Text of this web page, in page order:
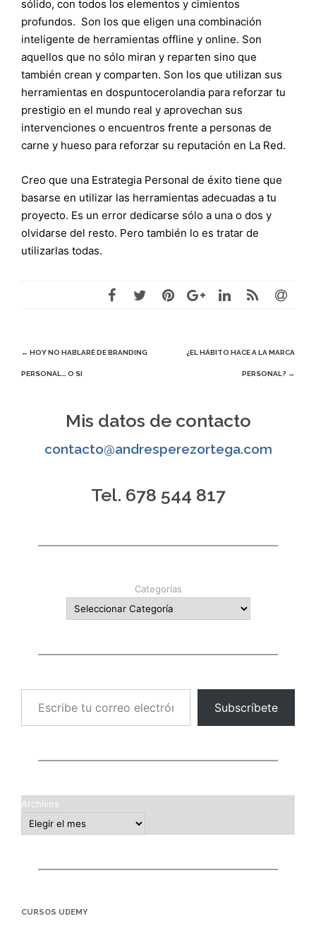
sólido, con todos los elementos y cimientos
profundos. Son los que eligen una combinación
inteligente de herramientas offline y online. Son
aquellos que no sólo miran y reparten sino que
también crean y comparten. Son los que utilizan sus
herramientas en dospuntocerolandia para reforzar tu
prestigio en el mundo real y aprovechan sus
intervenciones o encuentros frente a personas de
carne y hueso para reforzar su reputación en La Red.
Creo que una Estrategia Personal de éxito tiene que
basarse en utilizar las herramientas adecuadas a tu
proyecto. Es un error dedicarse sólo a una o dos y
olvidarse del resto. Pero también lo es tratar de
utilizarlas todas.
Navegación
de
← HOY NO HABLARÉ DE BRANDING
PERSONAL… O SI
¿EL HÁBITO HACE A LA MARCA
PERSONAL? →
Mis datos de contacto
contacto@andresperezortega.com
Tel. 678 544 817
Categorías
Escribe tu correo electrónico…
Subscríbete
Archivos
CURSOS UDEMY